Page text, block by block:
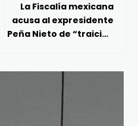
La Fiscalía mexicana
acusa al expresidente
Peña Nieto de “traición